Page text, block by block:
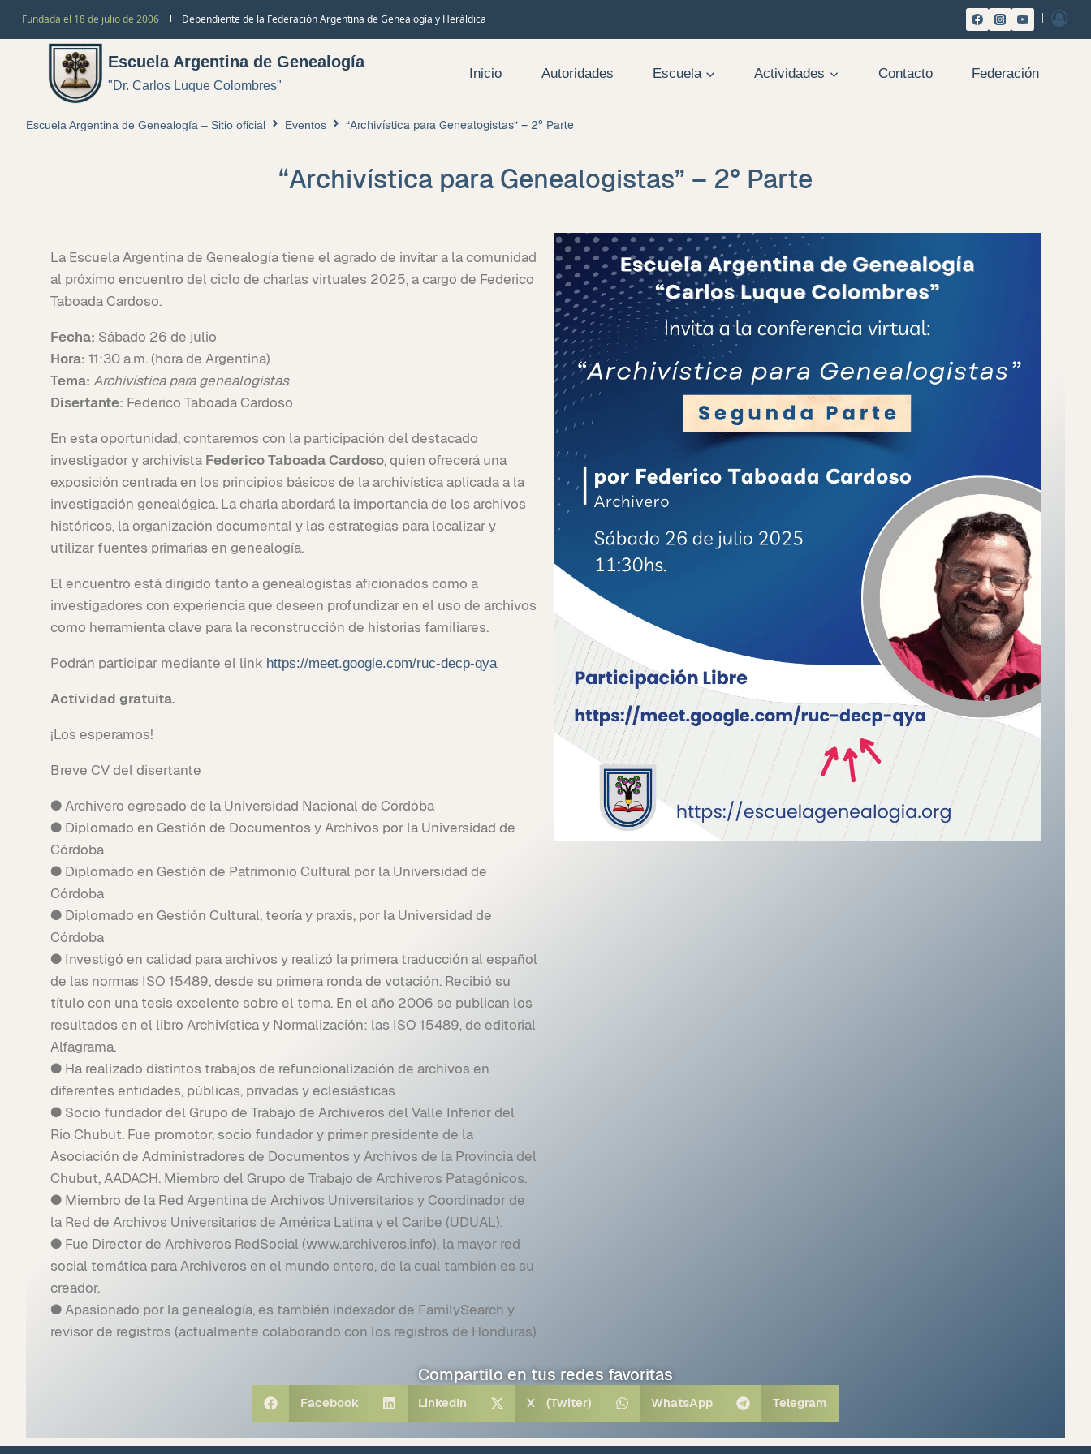
Fundada el 18 de julio de 2006 Dependiente de la Federación Argentina de Genealogía y Heráldica
Escuela Argentina de Genealogía
"Dr. Carlos Luque Colombres"
Inicio Autoridades Escuela Actividades Contacto Federación
Escuela Argentina de Genealogía – Sitio oficial Eventos “Archivística para Genealogistas” – 2° Parte
“Archivística para Genealogistas” – 2° Parte
La Escuela Argentina de Genealogía tiene el agrado de invitar a la comunidad
al próximo encuentro del ciclo de charlas virtuales 2025, a cargo de Federico
Taboada Cardoso.
Fecha: Sábado 26 de julio
Hora: 11:30 a.m. (hora de Argentina)
Tema: Archivística para genealogistas
Disertante: Federico Taboada Cardoso
En esta oportunidad, contaremos con la participación del destacado
investigador y archivista Federico Taboada Cardoso, quien ofrecerá una
exposición centrada en los principios básicos de la archivística aplicada a la
investigación genealógica. La charla abordará la importancia de los archivos
históricos, la organización documental y las estrategias para localizar y
utilizar fuentes primarias en genealogía.
El encuentro está dirigido tanto a genealogistas aficionados como a
investigadores con experiencia que deseen profundizar en el uso de archivos
como herramienta clave para la reconstrucción de historias familiares.
Podrán participar mediante el link https://meet.google.com/ruc-decp-qya
Actividad gratuita.
¡Los esperamos!
Breve CV del disertante
● Archivero egresado de la Universidad Nacional de Córdoba
● Diplomado en Gestión de Documentos y Archivos por la Universidad de
Córdoba
● Diplomado en Gestión de Patrimonio Cultural por la Universidad de
Córdoba
● Diplomado en Gestión Cultural, teoría y praxis, por la Universidad de
Córdoba
● Investigó en calidad para archivos y realizó la primera traducción al español
de las normas ISO 15489, desde su primera ronda de votación. Recibió su
título con una tesis excelente sobre el tema. En el año 2006 se publican los
resultados en el libro Archivística y Normalización: las ISO 15489, de editorial
Alfagrama.
● Ha realizado distintos trabajos de refuncionalización de archivos en
diferentes entidades, públicas, privadas y eclesiásticas
● Socio fundador del Grupo de Trabajo de Archiveros del Valle Inferior del
Rio Chubut. Fue promotor, socio fundador y primer presidente de la
Asociación de Administradores de Documentos y Archivos de la Provincia del
Chubut, AADACH. Miembro del Grupo de Trabajo de Archiveros Patagónicos.
● Miembro de la Red Argentina de Archivos Universitarios y Coordinador de
la Red de Archivos Universitarios de América Latina y el Caribe (UDUAL).
● Fue Director de Archiveros RedSocial (www.archiveros.info), la mayor red
social temática para Archiveros en el mundo entero, de la cual también es su
creador.
● Apasionado por la genealogía, es también indexador de FamilySearch y
revisor de registros (actualmente colaborando con los registros de Honduras)
Compartilo en tus redes favoritas
Facebook LinkedIn X (Twiter) WhatsApp Telegram